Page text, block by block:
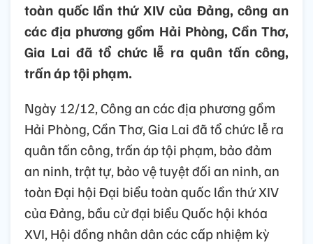
toàn quốc lần thứ XIV của Đảng, công an
các địa phương gồm Hải Phòng, Cần Thơ,
Gia Lai đã tổ chức lễ ra quân tấn công,
trấn áp tội phạm.
Ngày 12/12, Công an các địa phương gồm
Hải Phòng, Cần Thơ, Gia Lai đã tổ chức lễ ra
quân tấn công, trấn áp tội phạm, bảo đảm
an ninh, trật tự, bảo vệ tuyệt đối an ninh, an
toàn Đại hội Đại biểu toàn quốc lần thứ XIV
của Đảng, bầu cử đại biểu Quốc hội khóa
XVI, Hội đồng nhân dân các cấp nhiệm kỳ